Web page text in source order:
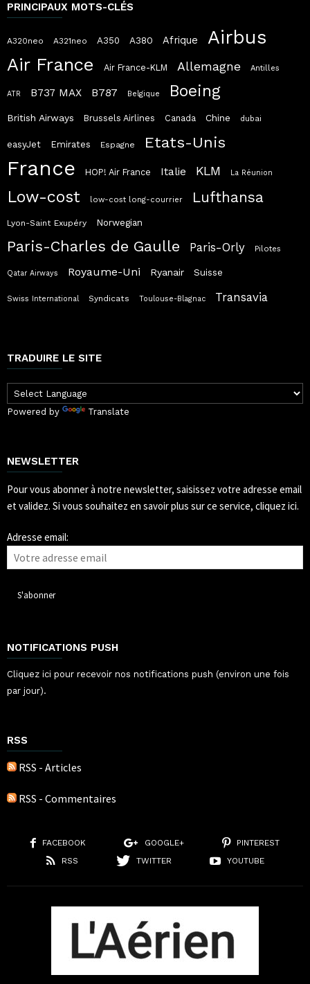
PRINCIPAUX MOTS-CLÉS
A320neo A321neo A350 A380 Afrique Airbus
Air France Air France-KLM Allemagne Antilles
ATR B737 MAX B787 Belgique Boeing
British Airways Brussels Airlines Canada Chine dubai
easyJet Emirates Espagne Etats-Unis
France HOP! Air France Italie KLM La Réunion
Low-cost low-cost long-courrier Lufthansa
Lyon-Saint Exupéry Norwegian
Paris-Charles de Gaulle Paris-Orly Pilotes
Qatar Airways Royaume-Uni Ryanair Suisse
Swiss International Syndicats Toulouse-Blagnac Transavia
TRADUIRE LE SITE
Powered by Translate
NEWSLETTER
Pour vous abonner à notre newsletter, saisissez votre adresse email
et validez. Si vous souhaitez en savoir plus sur ce service, cliquez ici.
Adresse email:
NOTIFICATIONS PUSH
Cliquez ici pour recevoir nos notifications push (environ une fois
par jour).
RSS
RSS - Articles
RSS - Commentaires
FACEBOOK GOOGLE+
PINTEREST
RSS
TWITTER YOUTUBE